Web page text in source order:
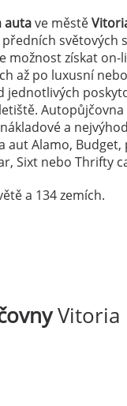
autave městě
světových
získat on-
až po luxusní
Autopůjčovna
a
aut Alamo,
Sixt nebo Thrifty
a 134 zemích.
Vitoria